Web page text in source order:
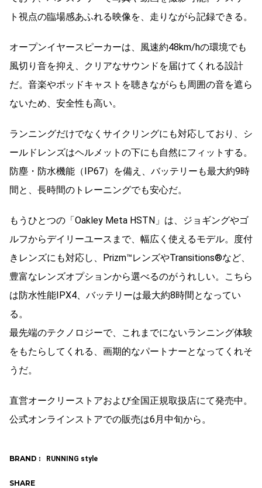
ト視点の臨場感あふれる映像を、走りながら記録できる。
オープンイヤースピーカーは、風速約48km/hの環境でも
風切り音を抑え、クリアなサウンドを届けてくれる設計
だ。音楽やポッドキャストを聴きながらも周囲の音を遮ら
ないため、安全性も高い。
ランニングだけでなくサイクリングにも対応しており、シ
ールドレンズはヘルメットの下にも自然にフィットする。
防塵・防水機能（IP67）を備え、バッテリーも最大約9時
間と、長時間のトレーニングでも安心だ。
もうひとつの「Oakley Meta HSTN」は、ジョギングやゴ
ルフからデイリーユースまで、幅広く使えるモデル。度付
きレンズにも対応し、Prizm™レンズやTransitions®など、
豊富なレンズオプションから選べるのがうれしい。こちら
は防水性能IPX4、バッテリーは最大約8時間となってい
る。
最先端のテクノロジーで、これまでにないランニング体験
をもたらしてくれる、画期的なパートナーとなってくれそ
うだ。
直営オークリーストアおよび全国正規取扱店にて発売中。
公式オンラインストアでの販売は6月中旬から。
BRAND : RUNNING style
SHARE